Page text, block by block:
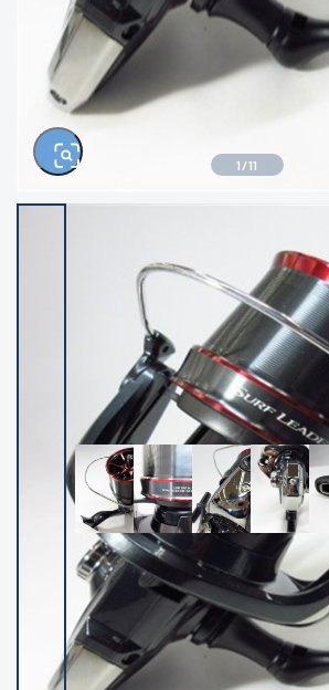
イシグロ岡崎若松店
イシグロ焼津店
イシグロ掛川店
イシグロ沼津店
イシグロ磐田店
イシグロ富士店
イシグロ御殿場店
イシグロ伊東店
(102335)
SA(2951)
A(17315)
(12289)
B (21983)
C
1 /11